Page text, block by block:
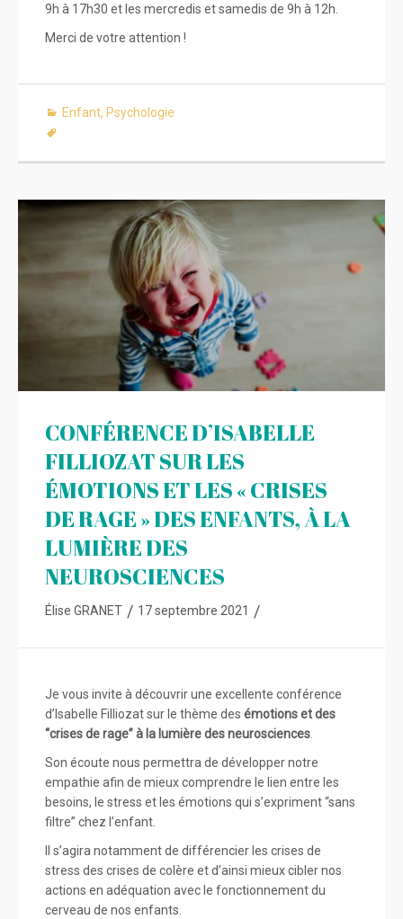
9h à 17h30 et les mercredis et samedis de 9h à 12h.
Merci de votre attention !
Enfant, Psychologie
CONFÉRENCE D’ISABELLE
FILLIOZAT SUR LES
ÉMOTIONS ET LES « CRISES
DE RAGE » DES ENFANTS, À LA
LUMIÈRE DES
NEUROSCIENCES
Élise GRANET / 17 septembre 2021 /
Je vous invite à découvrir une excellente conférence
d’Isabelle Filliozat sur le thème des émotions et des
“crises de rage” à la lumière des neurosciences
Son écoute nous permettra de développer notre
empathie afin de mieux comprendre le lien entre les
besoins, le stress et les émotions qui s’expriment “sans
filtre” chez l’enfant.
Il s’agira notamment de différencier les crises de
stress des crises de colère et d’ainsi mieux cibler nos
actions en adéquation avec le fonctionnement du
cerveau de nos enfants.